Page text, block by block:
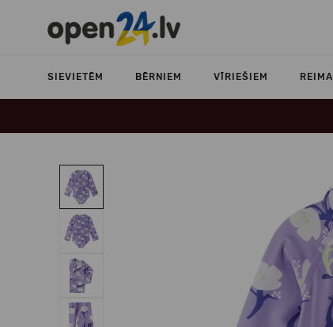
SIEVIETĒM BĒRNIEM VĪRIEŠIEM REIMA